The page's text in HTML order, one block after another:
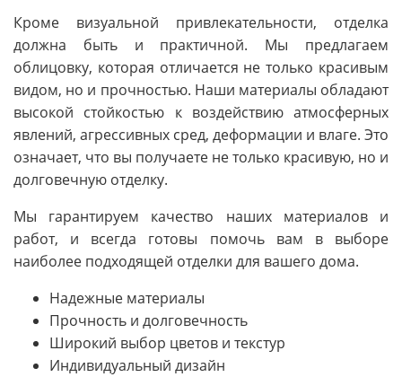
Кроме визуальной привлекательности, отделка
должна быть и практичной. Мы предлагаем
облицовку, которая отличается не только красивым
видом, но и прочностью. Наши материалы обладают
высокой стойкостью к воздействию атмосферных
явлений, агрессивных сред, деформации и влаге. Это
означает, что вы получаете не только красивую, но и
долговечную отделку.
Мы гарантируем качество наших материалов и
работ, и всегда готовы помочь вам в выборе
наиболее подходящей отделки для вашего дома.
Надежные материалы
Прочность и долговечность
Широкий выбор цветов и текстур
Индивидуальный дизайн